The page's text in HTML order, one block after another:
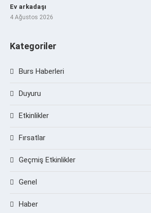
Ev arkadaşı
4 Ağustos 2026
Kategoriler
Burs Haberleri
Duyuru
Etkinlikler
Fırsatlar
Geçmiş Etkinlikler
Genel
Haber